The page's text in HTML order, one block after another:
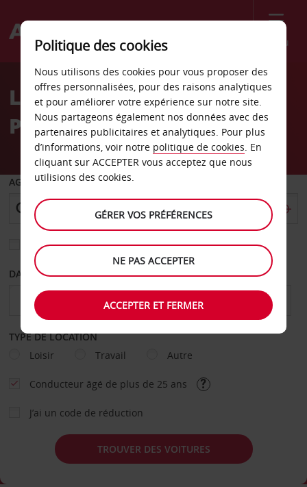
Menu
Welcome
AvisLocation de voiture
Posadas
AGENCE DE DÉPART
Sélectionnez une autre agence de retour
DATE DE DÉPART DATE DE RETOUR
TYPE DE LOCATION
Loisir
Travail Autre
Conducteur âgé de plus de 25 ans
J’ai un code de réduction
TROUVER DES VOITURES
Politique des cookies
Nous utilisons des cookies pour vous proposer des
offres personnalisées, pour des raisons analytiques
et pour améliorer votre expérience sur notre site.
Nous partageons également nos données avec des
partenaires publicitaires et analytiques. Pour plus
d’informations, voir notre politique de cookies. En
cliquant sur ACCEPTER vous acceptez que nous
utilisions des cookies.
GÉRER VOS PRÉFÉRENCES
NE PAS ACCEPTER
ACCEPTER ET FERMER